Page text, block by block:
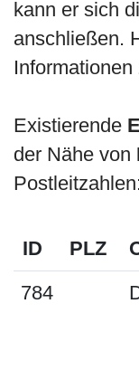
kann er sich
anschließen.
Informationen
Existierende
der Nähe von
ID PLZ
784